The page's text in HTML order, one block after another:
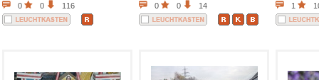
0 0 116 0 0 14 1